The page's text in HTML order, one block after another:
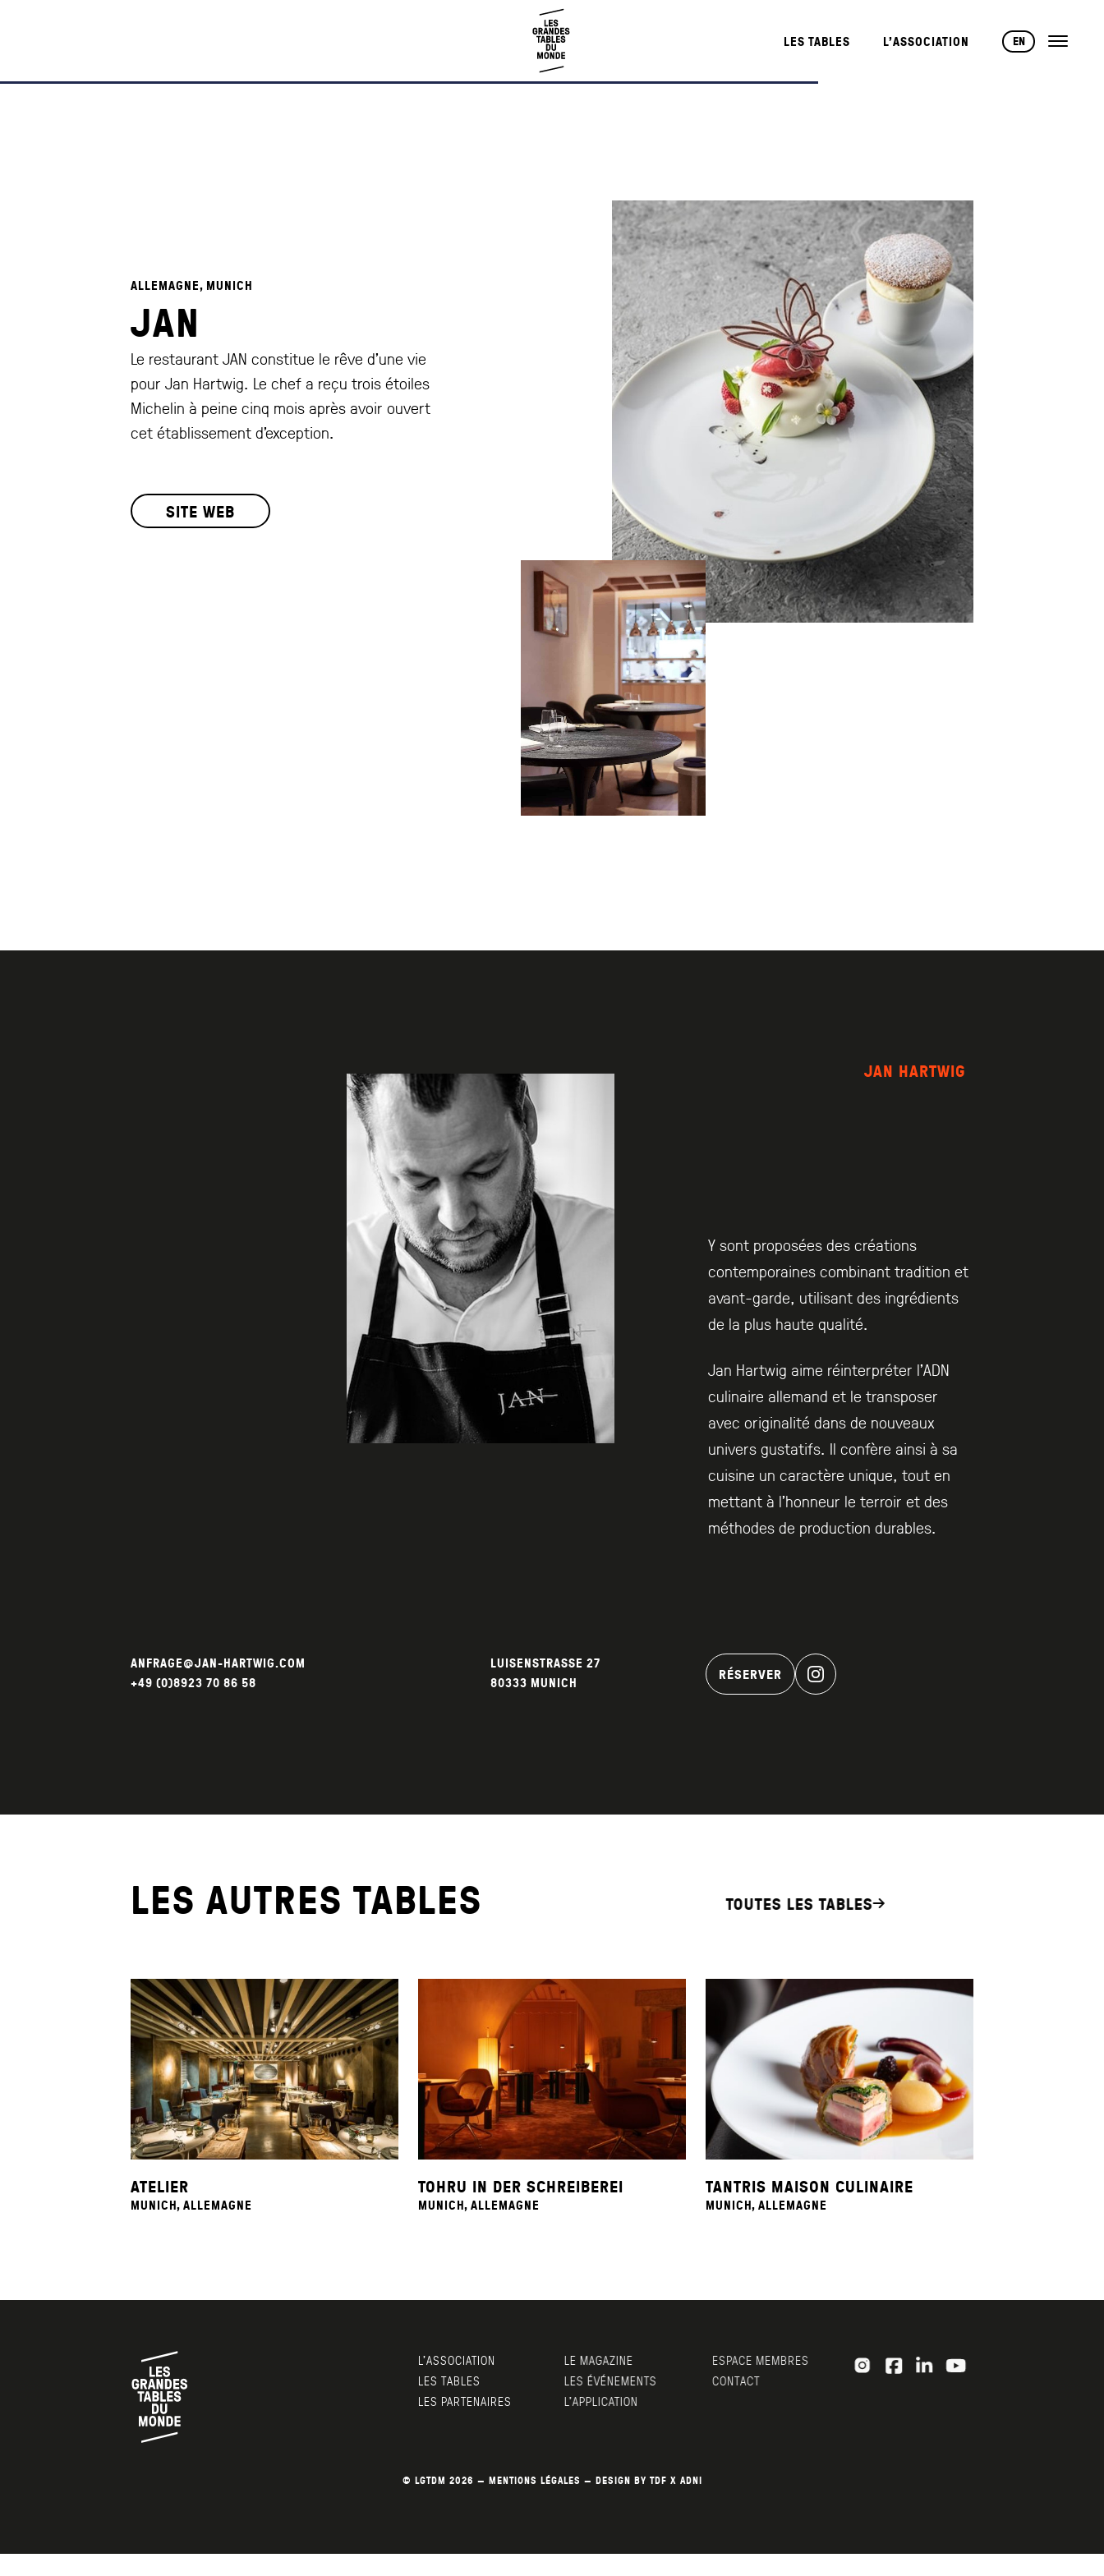
LES TABLES L’ASSOCIATION EN
ALLEMAGNE, MUNICH
JAN
Le restaurant JAN constitue le rêve d’une vie
pour Jan Hartwig. Le chef a reçu trois étoiles
Michelin à peine cinq mois après avoir ouvert
cet établissement d’exception.
SITE WEB
JAN HARTWIG
Y sont proposées des créations
contemporaines combinant tradition et
avant-garde, utilisant des ingrédients
de la plus haute qualité.
Jan Hartwig aime réinterpréter l’ADN
culinaire allemand et le transposer
avec originalité dans de nouveaux
univers gustatifs. Il confère ainsi à sa
cuisine un caractère unique, tout en
mettant à l’honneur le terroir et des
méthodes de production durables.
ANFRAGE@JAN-HARTWIG.COM
+49 (0)8923 70 86 58
LUISENSTRASSE 27
80333 MUNICH
RÉSERVER
LES AUTRES TABLES TOUTES LES TABLES
ATELIER
MUNICH, ALLEMAGNE
TOHRU IN DER SCHREIBEREI
MUNICH, ALLEMAGNE
TANTRIS MAISON CULINAIRE
MUNICH, ALLEMAGNE
L’ASSOCIATION
LES TABLES
LES PARTENAIRES
LE MAGAZINE
LES ÉVÉNEMENTS
L’APPLICATION
ESPACE MEMBRES
CONTACT
© LGTDM 2026 — MENTIONS LÉGALES — DESIGN BY TDF X ADNI